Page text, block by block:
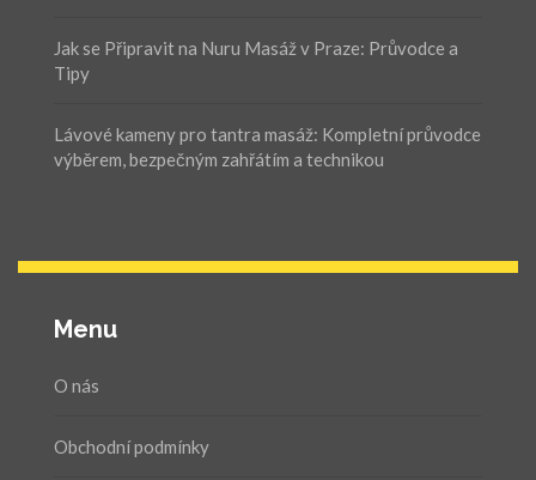
Jak se Připravit na Nuru Masáž v Praze: Průvodce a
Tipy
Lávové kameny pro tantra masáž: Kompletní průvodce
výběrem, bezpečným zahřátím a technikou
Menu
O nás
Obchodní podmínky